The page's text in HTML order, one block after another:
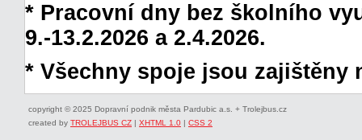
* Pracovní dny bez školního
9.-13.2.2026 a 2.4.2026.
* Všechny spoje jsou zajištěny
copyright © 2025 Dopravní podnik města Pardubic a.s. + Trolejbus.cz
created by TROLEJBUS CZ | XHTML 1.0 | CSS 2